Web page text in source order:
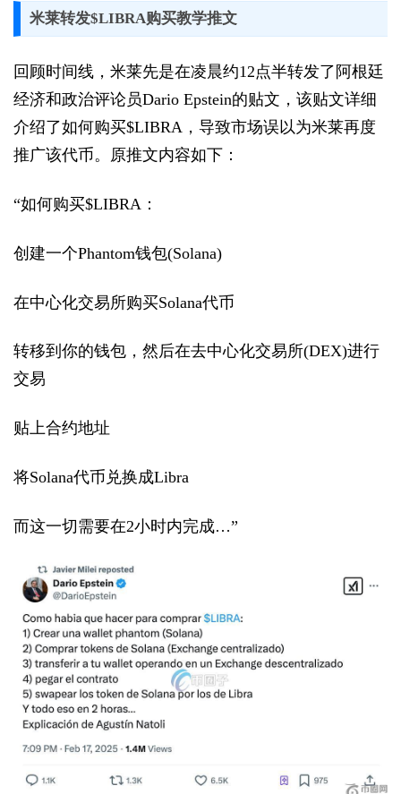
米莱转发$LIBRA购买教学推文
回顾时间线，米莱先是在凌晨约12点半转发了阿根廷
经济和政治评论员Dario Epstein的贴文，该贴文详细
介绍了如何购买$LIBRA，导致市场误以为米莱再度
推广该代币。原推文内容如下：
“如何购买$LIBRA：
创建一个Phantom钱包(Solana)
在中心化交易所购买Solana代币
转移到你的钱包，然后在去中心化交易所(DEX)进行
交易
贴上合约地址
将Solana代币兑换成Libra
而这一切需要在2小时内完成…”